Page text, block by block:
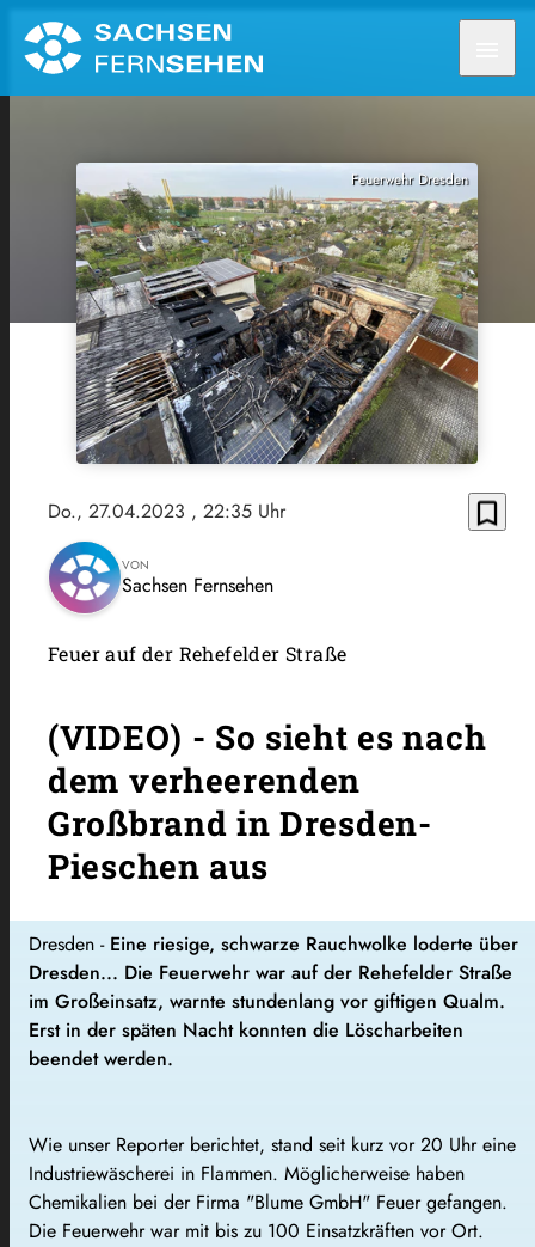
Feuerwehr Dresden
Do., 27.04.2023 , 22:35 Uhr bookmark_border
VON
Sachsen Fernsehen
Feuer auf der Rehefelder Straße
(VIDEO) - So sieht es nach
dem verheerenden
Großbrand in Dresden-
Pieschen aus
Dresden - Eine riesige, schwarze Rauchwolke loderte über
Dresden... Die Feuerwehr war auf der Rehefelder Straße
im Großeinsatz, warnte stundenlang vor giftigen Qualm.
Erst in der späten Nacht konnten die Löscharbeiten
beendet werden.
Wie unser Reporter berichtet, stand seit kurz vor 20 Uhr eine
Industriewäscherei in Flammen. Möglicherweise haben
Chemikalien bei der Firma "Blume GmbH" Feuer gefangen.
Die Feuerwehr war mit bis zu 100 Einsatzkräften vor Ort.